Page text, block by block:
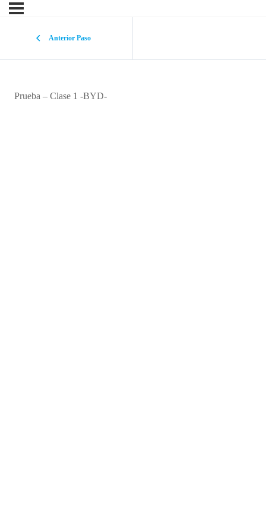
Anterior Paso
Prueba – Clase 1 -BYD-